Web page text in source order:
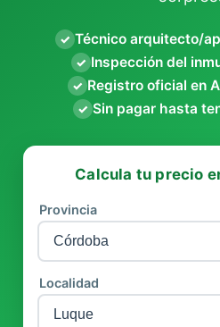
✓ Técnico arquitecto/
✓ Inspección del
✓ Registro oficial en
✓ Sin pagar hasta
Calcula tu precio
Provincia
Localidad